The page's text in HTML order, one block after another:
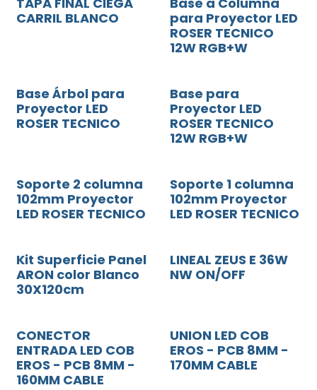
CARRIL BLANCO
para Proyector LED
ROSER TECNICO
12W RGB+W
Base Árbol para
Proyector LED
ROSER TECNICO
Base para
Proyector LED
ROSER TECNICO
12W RGB+W
Soporte 2 columna
102mm Proyector
LED ROSER TECNICO
Soporte 1 columna
102mm Proyector
LED ROSER TECNICO
Kit Superficie Panel
ARON color Blanco
30X120cm
LINEAL ZEUS E 36W
NW ON/OFF
CONECTOR
ENTRADA LED COB
EROS - PCB 8MM -
160MM CABLE
UNION LED COB
EROS - PCB 8MM -
170MM CABLE